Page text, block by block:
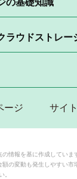
ウドストレー
ージ サイ
情報を基に作成していま
額の変動も発生しやすい市
。